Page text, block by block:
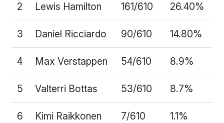
2 Lewis Hamilton 161/610 26.40%
3 Daniel Ricciardo 90/610 14.80%
4 Max Verstappen 54/610 8.9%
5 Valterri Bottas 53/610 8.7%
6 Kimi Raikkonen 7/610 1.1%